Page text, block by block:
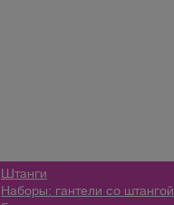
Штанги
Наборы: гантели со штангой